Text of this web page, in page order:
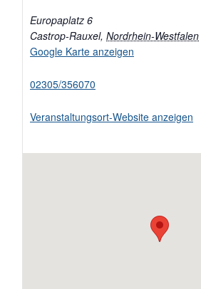
Europaplatz 6
Castrop-Rauxel, Nordrhein-Westfalen
Google Karte anzeigen
02305/356070
Veranstaltungsort-Website anzeigen